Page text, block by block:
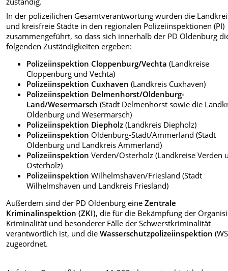
In der polizeilichen Gesamtverantwortung wurden die
und kreisfreie Städte in den regionalen Polizeiinspektionen (PI)
zusammengeführt, so dass sich innerhalb der PD Oldenburg
folgenden Zuständigkeiten ergeben:
Polizeiinspektion Cloppenburg/Vechta (Landkreise
Cloppenburg und Vechta)
Polizeiinspektion Cuxhaven (Landkreis Cuxhaven)
Polizeiinspektion Delmenhorst/Oldenburg-
Land/Wesermarsch (Stadt Delmenhorst sowie die
Oldenburg und Wesermarsch)
Polizeiinspektion Diepholz (Landkreis Diepholz)
Polizeiinspektion Oldenburg-Stadt/Ammerland (Stadt
Oldenburg und Landkreis Ammerland)
Polizeiinspektion Verden/Osterholz (Landkreise Verden
Osterholz)
Polizeiinspektion Wilhelmshaven/Friesland (Stadt
Wilhelmshaven und Landkreis Friesland)
Außerdem sind der PD Oldenburg eineZentrale
Kriminalinspektion (ZKI), die für die Bekämpfung der
Kriminalität und besonderer Fälle der Schwerstkriminalität
verantwortlich ist, und dieWasserschutzpolizeiinspektion
zugeordnet.